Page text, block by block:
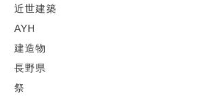
近世建築
AYH
建造物
長野県
祭